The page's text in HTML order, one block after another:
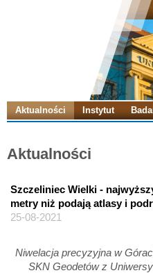
Aktualności Instytut
Aktualności
Szczeliniec Wielki -
metry niż podają atlasy i
25-08-2021
Niwelacja precyzyjna w
SKN Geodetów z